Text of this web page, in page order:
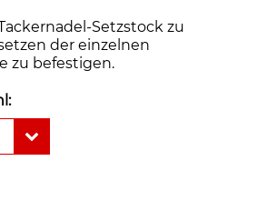
Setzstock zu
der einzelnen
zu befestigen.